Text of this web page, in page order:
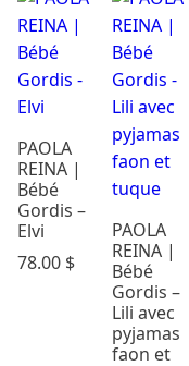
maison
Repas
Soins &
Bains
Rechercher
par prix
PAOLA
REINA |
Bébé
Gordis –
Elvi
78.00 $
PAOLA
REINA |
Bébé
Gordis –
Lili avec
pyjamas
faon et